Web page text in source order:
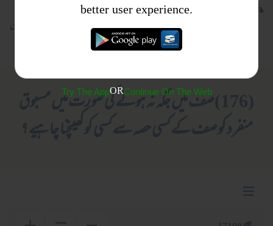
عبادات
نماز
نماز کا طریقہ کار
کتب فتاوی
جلد 1
(176)صف میں جگہ نہ ہونے کی صورت میں مسبوق
منفرد کوصف کےکسی حصہ سےکسی کوکھینچنا چاہیے ؟
better user experience.
Try The AppORContinue On The Web